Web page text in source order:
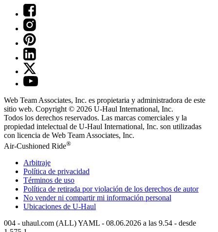
Web Team Associates, Inc. es propietaria y administradora de este
sitio web. Copyright © 2026 U-Haul International, Inc.
Todos los derechos reservados. Las marcas comerciales y la
propiedad intelectual de U-Haul International, Inc. son utilizadas
con licencia de Web Team Associates, Inc.
Air-Cushioned Ride®
Arbitraje
Política de privacidad
Términos de uso
Política de retirada por violación de los derechos de autor
No vender ni compartir mi información personal
Ubicaciones de U-Haul
004 - uhaul.com (ALL) YAML - 08.06.2026 a las 9.54 - desde